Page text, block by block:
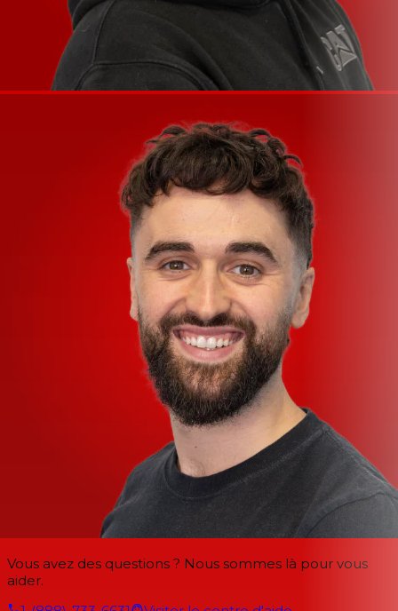
Vous avez des questions ? Nous sommes là pour vous
aider.